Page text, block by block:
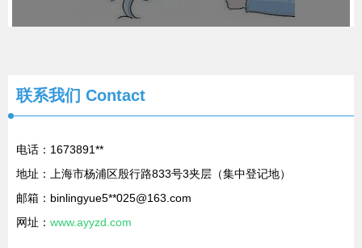
联系我们 Contact
电话：1673891**
地址：上海市杨浦区殷行路833号3夹层（集中登记地）
邮箱：binlingyue5**025@163.com
网址： www.ayyzd.com